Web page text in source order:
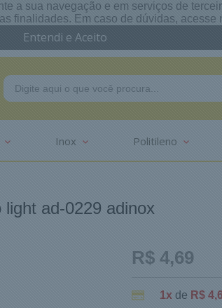
a sua navegação e em serviços de
finalidades. Em caso de dúvidas, acesse
Entendi e Aceito
Inox Politileno
ad-0229 adinox
R$ 4,69
1x de R$